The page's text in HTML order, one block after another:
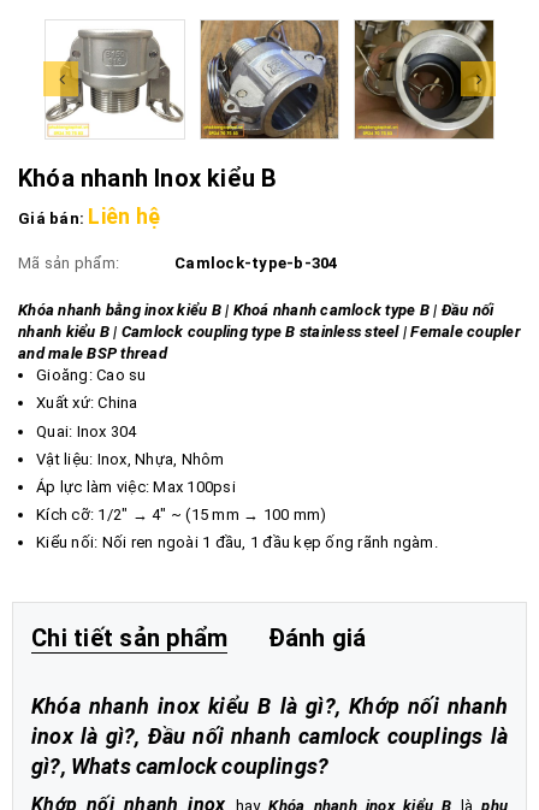
Khóa nhanh Inox kiểu B
Giá bán: Liên hệ
Mã sản phẩm: Camlock-type-b-304
Khóa nhanh bằng inox kiểu B | Khoá nhanh camlock type B | Đầu nối
nhanh kiểu B | Camlock coupling type B stainless steel | Female coupler
and male BSP thread
Gioăng: Cao su
Xuất xứ: China
Quai: Inox 304
Vật liệu: Inox, Nhựa, Nhôm
Áp lực làm việc: Max 100psi
Kích cỡ: 1/2" → 4" ~ (15 mm → 100 mm)
Kiểu nối: Nối ren ngoài 1 đầu, 1 đầu kẹp ống rãnh ngàm.
Chi tiết sản phẩm Đánh giá
Khóa nhanh inox kiểu B là gì?, Khớp nối nhanh
inox là gì?, Đầu nối nhanh camlock couplings là
gì?, Whats camlock couplings?
Khớp nối nhanh inox hayKhóa nhanh inox kiểu B làphụ